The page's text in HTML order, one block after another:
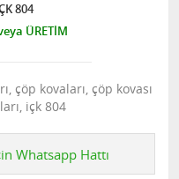
804
ÜRETİM
çöp kovaları, çöp kovası
içk 804
Whatsapp Hattı